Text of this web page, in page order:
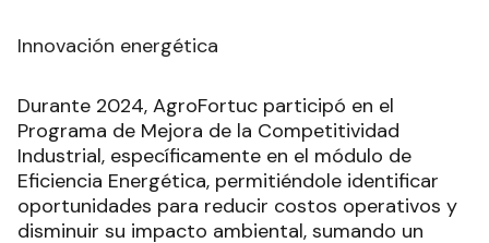
Innovación energética
Durante 2024, AgroFortuc participó en el
Programa de Mejora de la Competitividad
Industrial, específicamente en el módulo de
Eficiencia Energética, permitiéndole identificar
oportunidades para reducir costos operativos y
disminuir su impacto ambiental, sumando un